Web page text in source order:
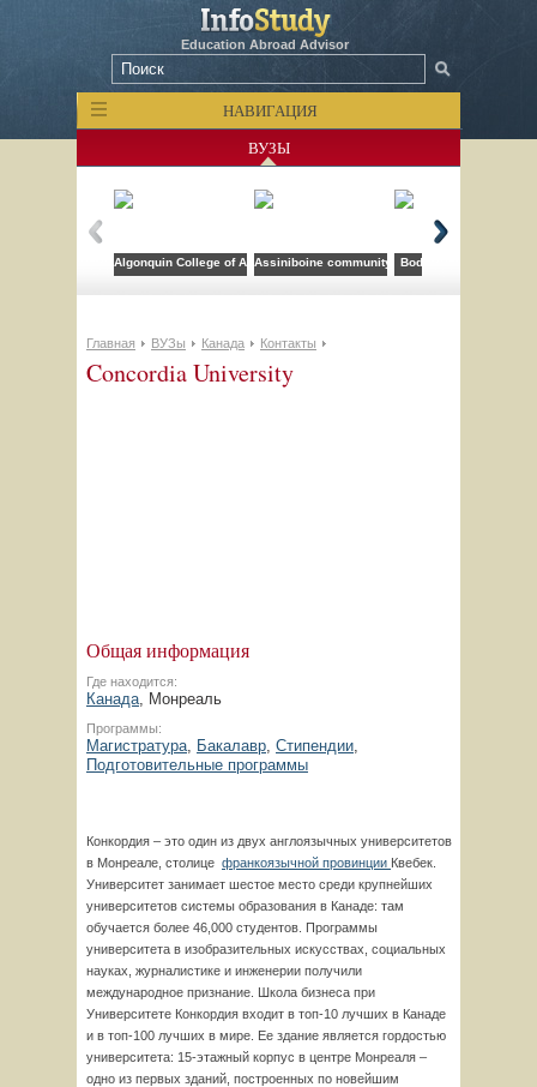
Education Abroad Advisor
НАВИГАЦИЯ
ВУЗЫ
Algonquin College of Applied Arts and Technology
Assiniboine community collegeBodwell High School
Главная ВУЗы Канада Контакты
Concordia University
Общая информация
Где находится:
Канада, Монреаль
Программы:
Магистратура, Бакалавр, Стипендии,
Подготовительные программы
Конкордия – это один из двух англоязычных университетов
в Монреале, столице франкоязычной провинции Квебек.
Университет занимает шестое место среди крупнейших
университетов системы образования в Канаде: там
обучается более 46,000 студентов. Программы
университета в изобразительных искусствах, социальных
науках, журналистике и инженерии получили
международное признание. Школа бизнеса при
Университете Конкордия входит в топ-10 лучших в Канаде
и в топ-100 лучших в мире. Ее здание является гордостью
университета: 15-этажный корпус в центре Монреаля –
одно из первых зданий, построенных по новейшим